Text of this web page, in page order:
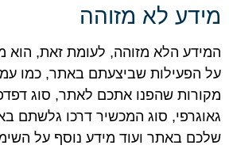
מידע לא מזוהה
המידע הלא מזוהה, לעומת זאת, הוא
על הפעילות שביצעתם באתר, כמו
מקורות שהפנו אתכם לאתר, סוג
גאוגרפי, סוג המכשיר דרכו גלשתם
שלכם באתר ועוד מידע נוסף על